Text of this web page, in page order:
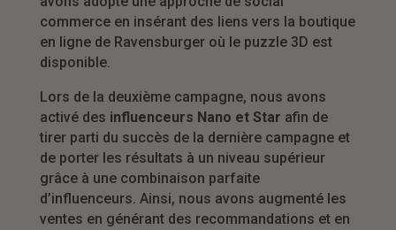
commerce en insérant des liens vers la boutique
en ligne de Ravensburger où le puzzle 3D est
disponible.
Lors de la deuxième campagne, nous avons
activé des influenceurs Nano et Star afin de
tirer parti du succès de la dernière campagne et
de porter les résultats à un niveau supérieur
grâce à une combinaison parfaite
d’influenceurs. Ainsi, nous avons augmenté les
ventes en générant des recommandations et en